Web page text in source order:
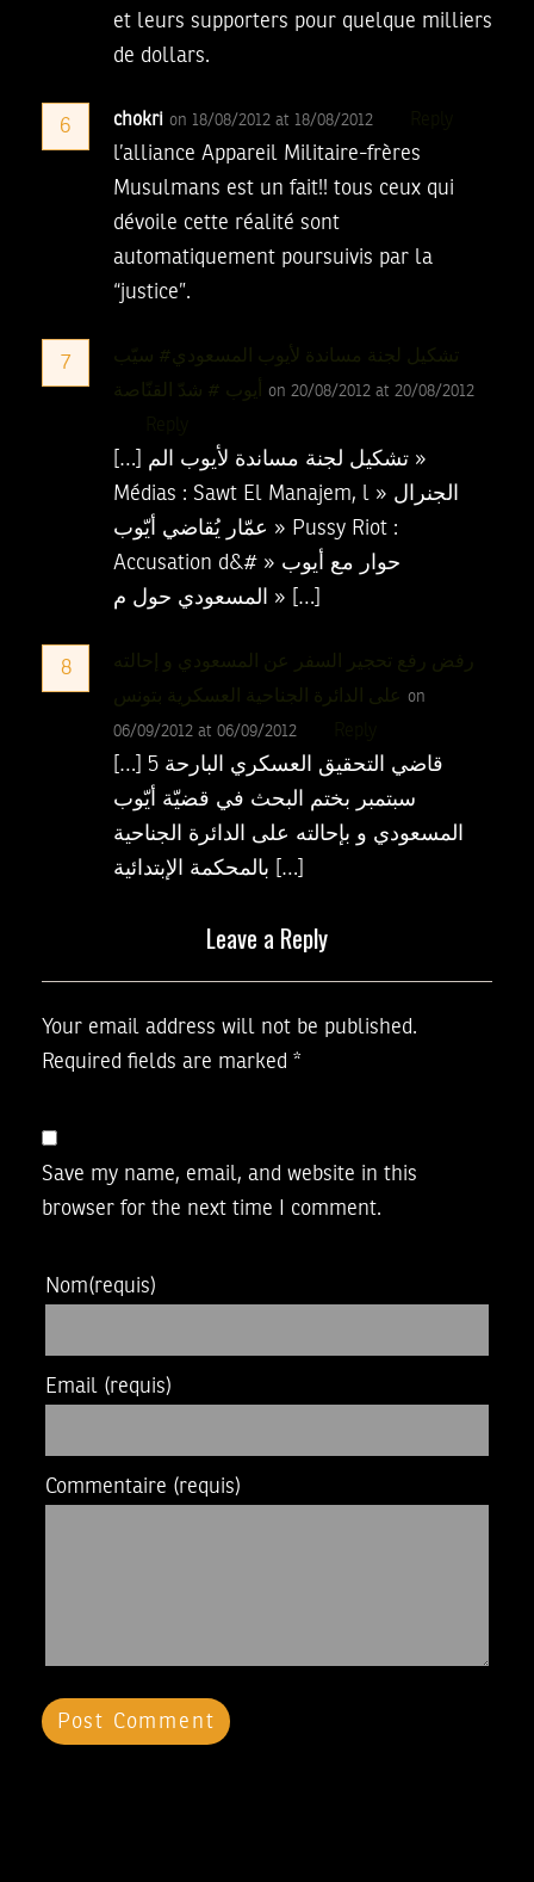
et leurs supporters pour quelque milliers
de dollars.
6 chokri on 18/08/2012 at 18/08/2012
l’alliance Appareil Militaire-frères
Musulmans est un fait!! tous ceux qui
dévoile cette réalité sont
automatiquement poursuivis par la
“justice”.
7
تشكيل لجنة مساندة لأيوب المسعودي# سيّب
أيوب # شدّ القنّاصة on 20/08/2012 at 20/08/2012
[…] تشكيل لجنة مساندة لأيوب الم »
Médias : Sawt El Manajem, l » الجنرال
عمّار يُقاضي أيّوب » Pussy Riot :
Accusation d&# » حوار مع أيوب
المسعودي حول م » […]
8
رفض رفع تحجير السفر عن المسعودي و إحالته
على الدائرة الجناحية العسكرية بتونس
on
06/09/2012 at 06/09/2012
[…] قاضي التحقيق العسكري البارحة 5
سبتمبر بختم البحث في قضيّة أيّوب
المسعودي و بإحالته على الدائرة الجناحية
بالمحكمة الإبتدائية […]
Leave a Reply
Your email address will not be published.
Required fields are marked *
Save my name, email, and website in this
browser for the next time I comment.
Nom(requis)
Email (requis)
Commentaire (requis)